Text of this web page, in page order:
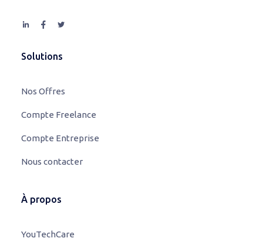
Solutions
Nos Offres
Compte Freelance
Compte Entreprise
Nous contacter
À propos
YouTechCare